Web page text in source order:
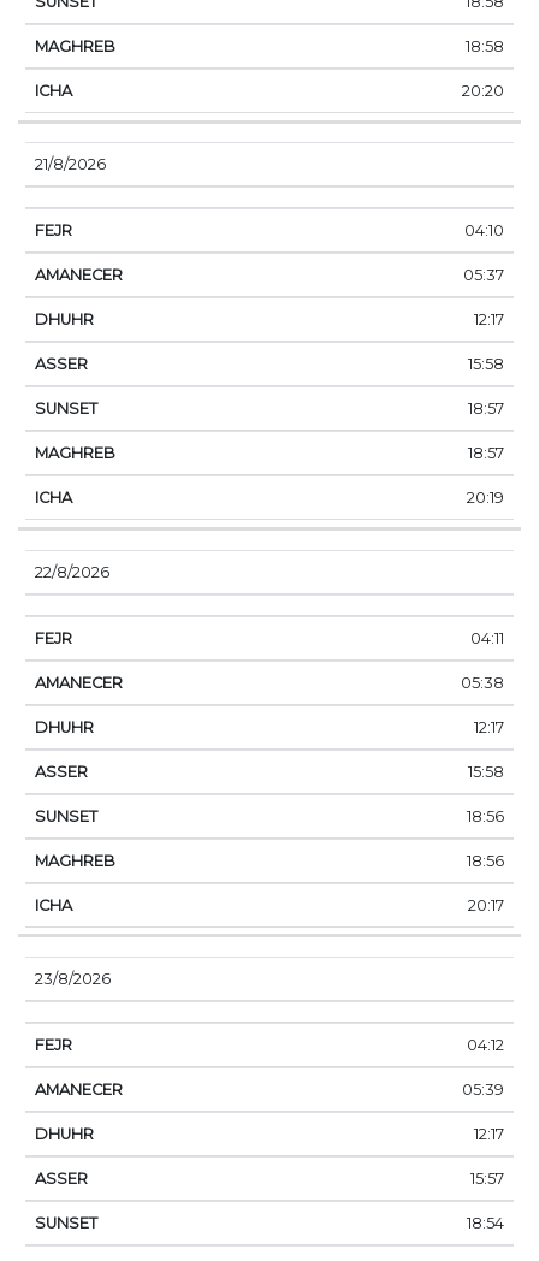
18:58
20:20
21/8/2026
04:10
05:37
12:17
15:58
18:57
18:57
20:19
22/8/2026
04:11
05:38
12:17
15:58
18:56
18:56
20:17
23/8/2026
04:12
05:39
12:17
15:57
18:54